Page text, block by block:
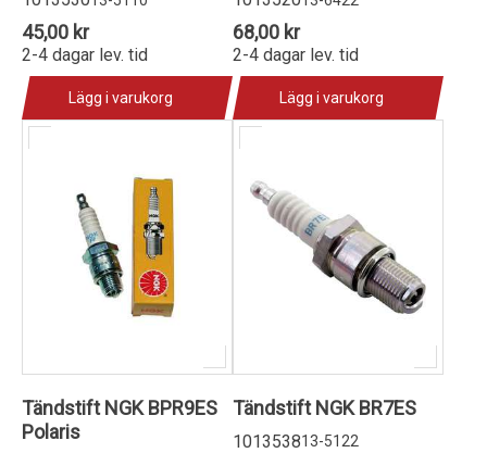
45,00 kr
2-4 dagar lev. tid
Lägg i varukorg
68,00 kr
2-4 dagar lev. tid
Lägg i varukorg
Tändstift NGK BPR9ES
Polaris
Tändstift NGK BR7ES
101353813-5122